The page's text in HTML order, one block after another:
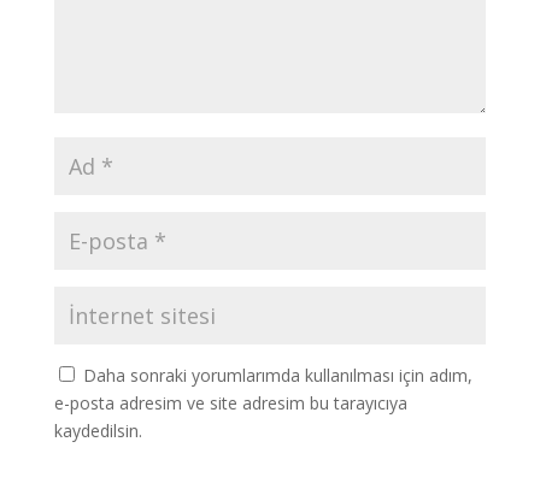
Daha sonraki yorumlarımda kullanılması için adım,
e-posta adresim ve site adresim bu tarayıcıya
kaydedilsin.